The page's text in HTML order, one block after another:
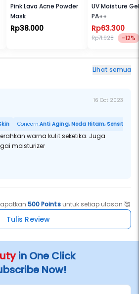
Pink Lava Acne Powder
Mask
Rp38.000
UV Moisture
PA++
Rp63.300
Rp71.928 -12%
Lihat semua
16 Oct 2023
Concern:Anti Aging, Noda Hitam, Sensitif,
warna kulit seketika. Juga
moisturizer
500 Pointsuntuk setiap ulasan 🥰
Tulis Review
in One Click
Now!